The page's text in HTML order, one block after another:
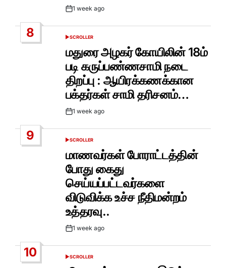
Post1 week ago
8
POSTED
SCROLLER
மதுரை அழகர் கோயிலின் 18ம்
படி கருப்பண்ணசாமி நடை
திறப்பு : ஆயிரக்கணக்கான
பக்தர்கள் சாமி தரிசனம்…
Post1 week ago
9
POSTED
SCROLLER
மாணவர்கள் போராட்டத்தின்
போது கைது
செய்யப்பட்டவர்களை
விடுவிக்க உச்ச நீதிமன்றம்
உத்தரவு..
Post1 week ago
10
POSTED
SCROLLER